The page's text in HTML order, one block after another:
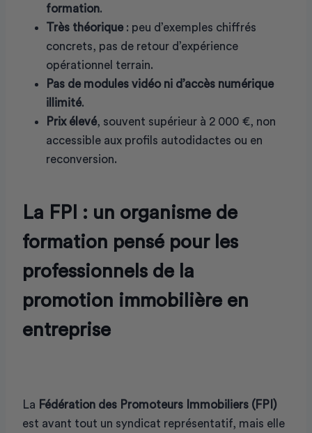
formation.
Très théorique: peu d’exemples chiffrés
concrets, pas de retour d’expérience
opérationnel terrain.
Pas de modules vidéo ni d’accès numérique
illimité.
Prix élevé, souvent supérieur à 2 000 €, non
accessible aux profils autodidactes ou en
reconversion.
La FPI : un organisme de
formation pensé pour les
professionnels de la
promotion immobilière en
entreprise
La Fédération des Promoteurs Immobiliers (FPI)
est avant tout un syndicat représentatif, mais elle